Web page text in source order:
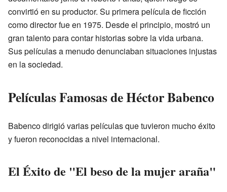
convirtió en su productor. Su primera película de ficción
como director fue en 1975. Desde el principio, mostró un
gran talento para contar historias sobre la vida urbana.
Sus películas a menudo denunciaban situaciones injustas
en la sociedad.
Películas Famosas de Héctor Babenco
Babenco dirigió varias películas que tuvieron mucho éxito
y fueron reconocidas a nivel internacional.
El Éxito de "El beso de la mujer araña"